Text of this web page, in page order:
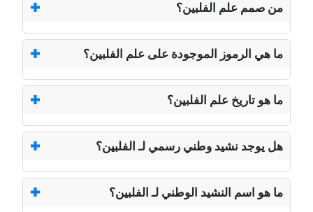
من صمم علم الفلبين؟
ما هي الرموز الموجودة على علم الفلبين؟
ما هو تاريخ علم الفلبين؟
هل يوجد نشيد وطني رسمي لـ الفلبين؟
ما هو اسم النشيد الوطني لـ الفلبين؟